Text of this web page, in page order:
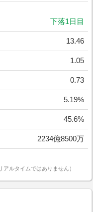
下落1日目
13.46
1.05
0.73
5.19%
45.6%
2234億8500万
ルタイムではありません）